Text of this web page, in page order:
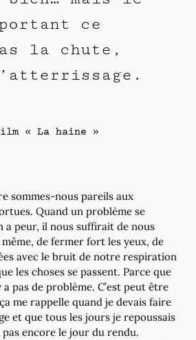
ce
la chute,
« La haine »
sommes-nous pareils aux
Quand un problème se
a peur, il nous suffirait de nous
de fermer fort les yeux, de
avec le bruit de notre respiration
les choses se passent. Parce que
pas de problème. C’est peut être
me rappelle quand je devais faire
et que tous les jours je repoussais
pas encore le jour du rendu.